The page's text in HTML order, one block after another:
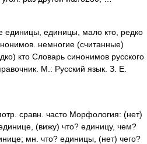
единицы, единицы, мало кто, редко
немногие (считанные)
кто Словарь синонимов русского
М.: Русский язык. З. Е.
сравн. часто Морфология: (нет)
(вижу) что? единицу, чем?
мн. что? единицы, (нет) чего?